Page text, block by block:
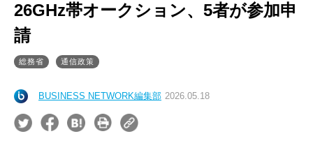
26GHz帯オークション、5者が参加申
請
総務省 通信政策
BUSINESS NETWORK編集部 2026.05.18